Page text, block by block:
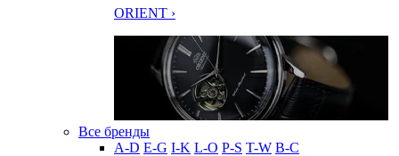
ORIENT ›
Все бренды
A-D E-G I-K L-O P-S T-W В-С